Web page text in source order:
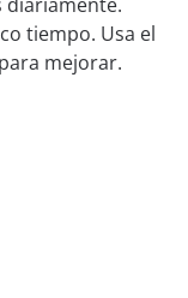
tiempo. Usa el
mejorar.